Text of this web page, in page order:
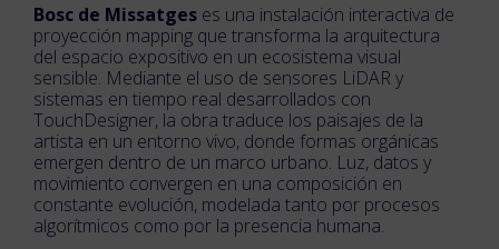
Bosc de Missatges es una instalación interactiva de
proyección mapping que transforma la arquitectura
del espacio expositivo en un ecosistema visual
sensible. Mediante el uso de sensores LiDAR y
sistemas en tiempo real desarrollados con
TouchDesigner, la obra traduce los paisajes de la
artista en un entorno vivo, donde formas orgánicas
emergen dentro de un marco urbano. Luz, datos y
movimiento convergen en una composición en
constante evolución, modelada tanto por procesos
algorítmicos como por la presencia humana.